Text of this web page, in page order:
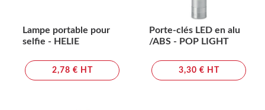
Lampe portable pour
selfie - HELIE
2,78 € HT
Porte-clés LED en alu
/ABS - POP LIGHT
3,30 € HT